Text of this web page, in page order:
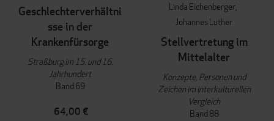
Geschlechterverhältni
sse in der
Krankenfürsorge
Straßburg im 15. und 16.
Jahrhundert
Band 69
64,00 €
Linda Eichenberger
Johannes Luther
Stellvertretung im
Mittelalter
Konzepte, Personen und
Zeichen im interkulturellen
Vergleich
Band 88